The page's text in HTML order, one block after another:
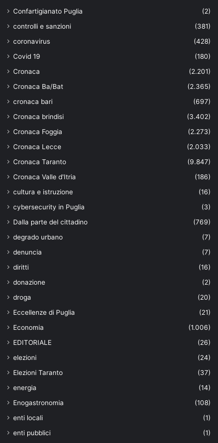
Confartigianato Puglia
(2)
controlli e sanzioni
(381)
coronavirus
(428)
Covid 19
(180)
Cronaca
(2.201)
Cronaca Ba/Bat
(2.365)
cronaca bari
(697)
Cronaca brindisi
(3.402)
Cronaca Foggia
(2.273)
Cronaca Lecce
(2.033)
Cronaca Taranto
(9.847)
Cronaca Valle d'Itria
(186)
cultura e istruzione
(16)
cybersecurity in Puglia
(3)
Dalla parte del cittadino
(769)
degrado urbano
(7)
denuncia
(7)
diritti
(16)
donazione
(2)
droga
(20)
Eccellenze di Puglia
(21)
Economia
(1.006)
EDITORIALE
(26)
elezioni
(24)
Elezioni Taranto
(37)
energia
(14)
Enogastronomia
(108)
enti locali
(1)
enti pubblici
(1)